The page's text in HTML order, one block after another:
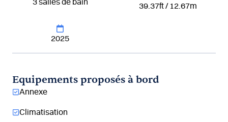
3 salles de bain 39.37ft / 12.67m
2025
Equipements proposés à bord
Annexe
Climatisation